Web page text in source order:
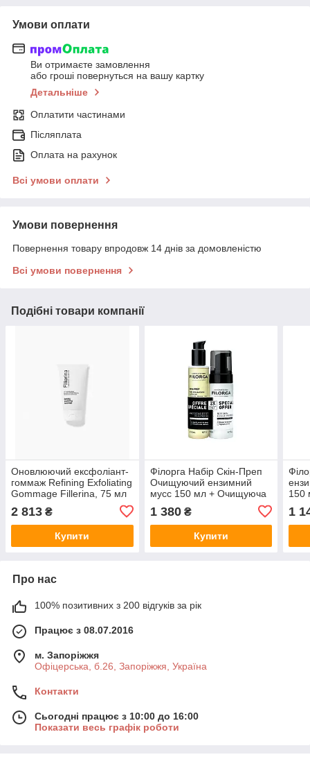
Умови оплати
Ви отримаєте замовлення
або гроші повернуться на вашу картку
Детальніше
Оплатити частинами
Післяплата
Оплата на рахунок
Всі умови оплати
Умови повернення
Повернення товару впродовж 14 днів за домовленістю
Всі умови повернення
Подібні товари компанії
Оновлюючий ексфоліант-
гоммаж Refining Exfoliating
Gommage Fillerina, 75 мл
2 813 ₴
Купити
Філорга Набір Скін-Преп
Очищуючий ензимний
мусс 150 мл + Очищуюча
Skin Prep 150 мл
1 380₴
Купити
150
1
Про нас
100% позитивних з 200 відгуків за рік
Працює з 08.07.2016
м. Запоріжжя
Офіцерська, б.26, Запоріжжя, Україна
Контакти
Сьогодні працює з 10:00 до 16:00
Показати весь графік роботи